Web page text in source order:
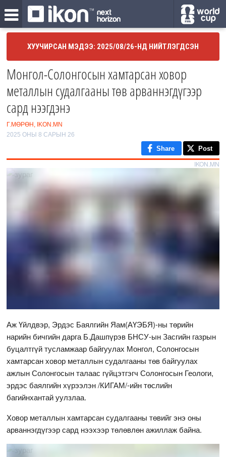
ХУУЧИРСАН МЭДЭЭ: 2025/08/26-НД НИЙТЛЭГДСЭН
Монгол-Солонгосын хамтарсан ховор
металлын судалгааны төв арваннэгдүгээр
сард нээгдэнэ
Г.МӨРӨН, IKON.MN
2025 ОНЫ 8 САРЫН 26
Share Post
IKON.MN
Аж Үйлдвэр, Эрдэс Баялгийн Яам(АҮЭБЯ)-ны төрийн
нарийн бичгийн дарга Б.Дашпүрэв БНСУ-ын Засгийн газрын
буцалтгүй тусламжаар байгуулах Монгол, Солонгосын
хамтарсан ховор металлын судалгааны төв байгуулах
ажлын Солонгосын талаас гүйцэтгэгч Солонгосын Геологи,
эрдэс баялгийн хүрээлэн /КИГАМ/-ийн төслийн
багийнхантай уулзлаа.
Ховор металлын хамтарсан судалгааны төвийг энэ оны
арваннэгдүгээр сард нээхээр төлөвлөн ажиллаж байна.